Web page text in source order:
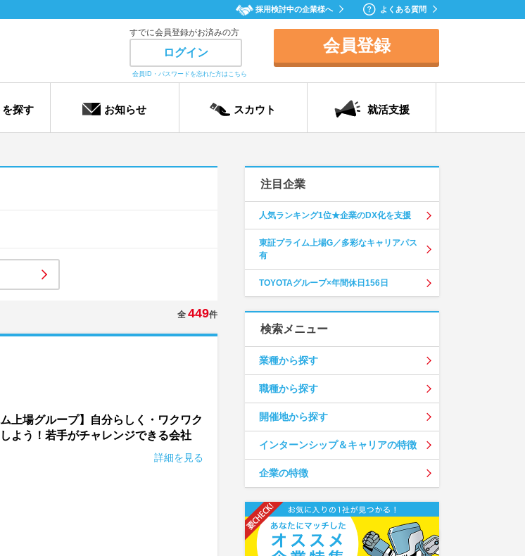
採用検討中の企業様へ よくある質問
すでに会員登録がお済みの方
ログイン
会員ID・パスワードを忘れた方はこちら
会員登録
探す お知らせ スカウト 就活支援
全 449件
ム上場グループ】自分らしく・ワクワク
よう！若手がチャレンジできる会社
詳細を見る
注目企業
人気ランキング1位★企業のDX化を支援
東証プライム上場G／多彩なキャリアパス
有
TOYOTAグループ×年間休日156日
検索メニュー
業種から探す
職種から探す
開催地から探す
インターンシップ＆キャリアの特徴
企業の特徴